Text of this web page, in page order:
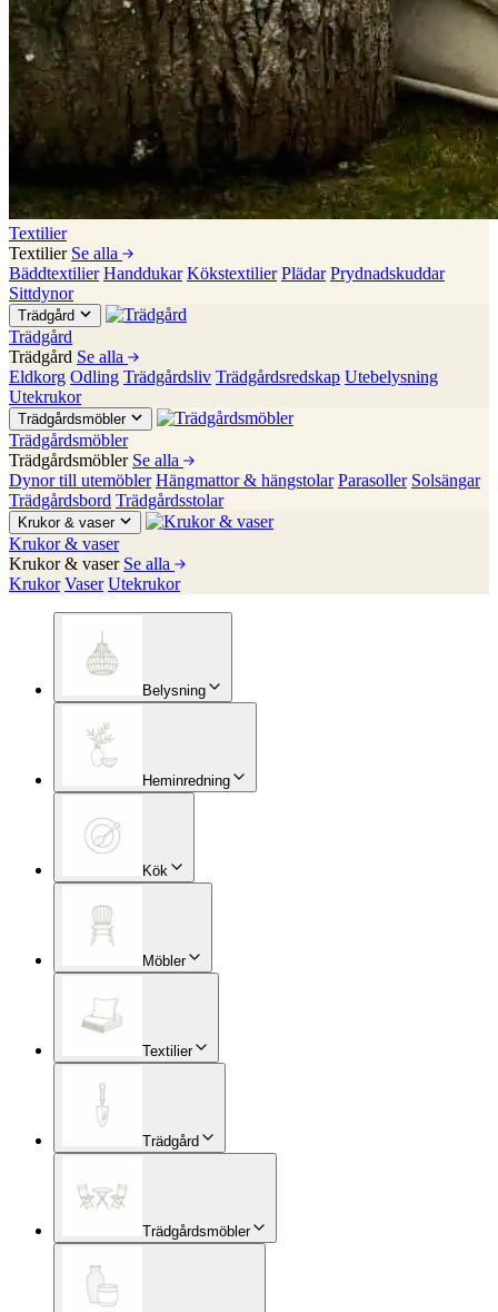
Textilier
Textilier Se alla
Bäddtextilier Handdukar Kökstextilier Plädar Prydnadskuddar
Sittdynor
Trädgård
Trädgård
Trädgård Se alla
Eldkorg Odling Trädgårdsliv Trädgårdsredskap Utebelysning
Utekrukor
Trädgårdsmöbler
Trädgårdsmöbler
Trädgårdsmöbler Se alla
Dynor till utemöbler Hängmattor & hängstolar Parasoller Solsängar
Trädgårdsbord Trädgårdsstolar
Krukor & vaser
Krukor & vaser
Krukor & vaser Se alla
Krukor Vaser Utekrukor
Belysning
Heminredning
Kök
Möbler
Textilier
Trädgård
Trädgårdsmöbler